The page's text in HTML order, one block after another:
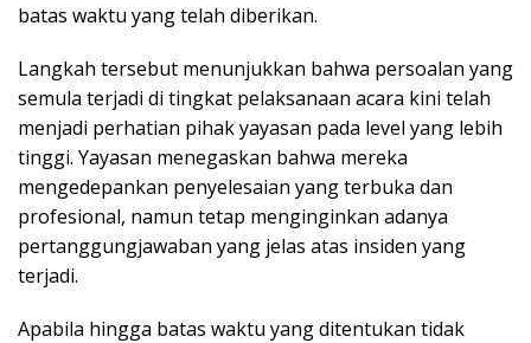
batas waktu yang telah diberikan.
Langkah tersebut menunjukkan bahwa persoalan yang
semula terjadi di tingkat pelaksanaan acara kini telah
menjadi perhatian pihak yayasan pada level yang lebih
tinggi. Yayasan menegaskan bahwa mereka
mengedepankan penyelesaian yang terbuka dan
profesional, namun tetap menginginkan adanya
pertanggungjawaban yang jelas atas insiden yang
terjadi.
Apabila hingga batas waktu yang ditentukan tidak